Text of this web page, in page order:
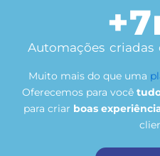
Automações criadas
+7
Muito mais do que uma
Oferecemos para você
para criar boas